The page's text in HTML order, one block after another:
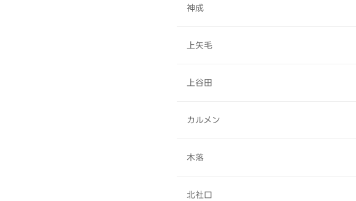
神成
上矢毛
上谷田
カルメン
木落
北社口